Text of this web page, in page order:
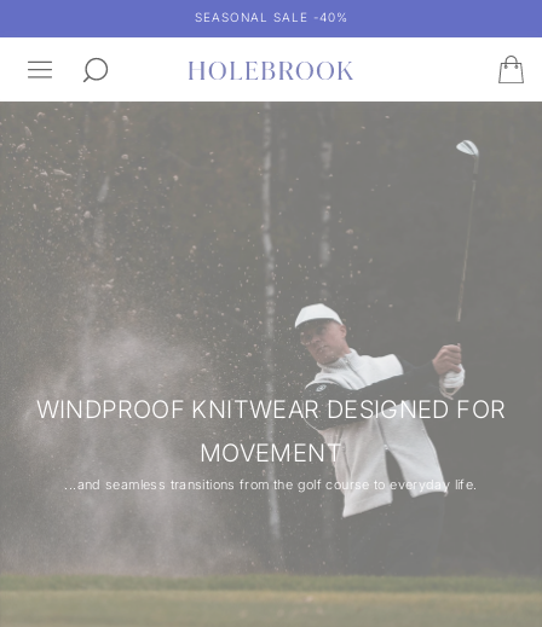
SEASONAL SALE -40%
WINDPROOF KNITWEAR DESIGNED FOR
MOVEMENT
...and seamless transitions from the golf course to everyday life.